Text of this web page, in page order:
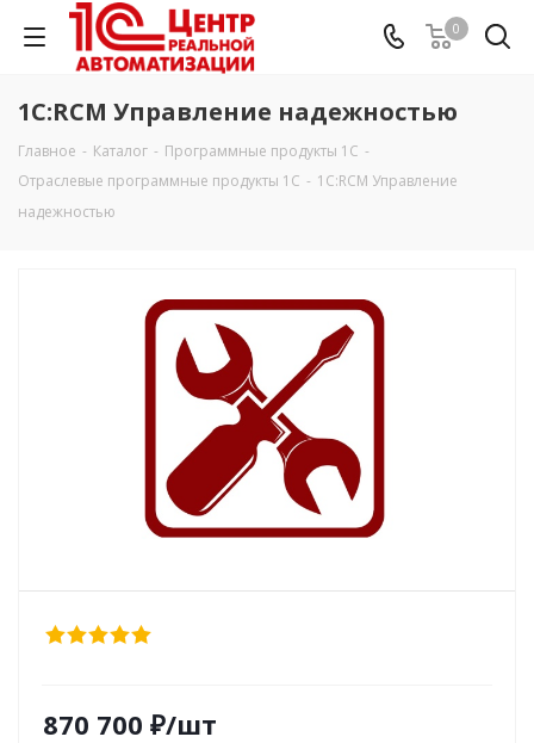
0
1С:RCM Управление надежностью
Главное - Каталог - Программные продукты 1С -
Отраслевые программные продукты 1С - 1С:RCM Управление
надежностью
870 700 ₽/шт